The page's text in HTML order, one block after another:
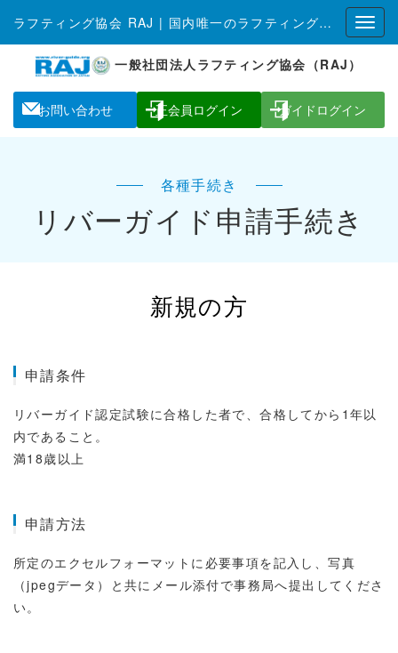
ラフティング協会 RAJ | 国内唯一のラフティング全国組織
一般社団法人ラフティング協会（RAJ）
お問い合わせ 正会員ログイン ガイドログイン
各種手続き
リバーガイド申請手続き
新規の方
申請条件
リバーガイド認定試験に合格した者で、合格してから1年以
内であること。
満18歳以上
申請方法
所定のエクセルフォーマットに必要事項を記入し、写真
（jpegデータ）と共にメール添付で事務局へ提出してくださ
い。